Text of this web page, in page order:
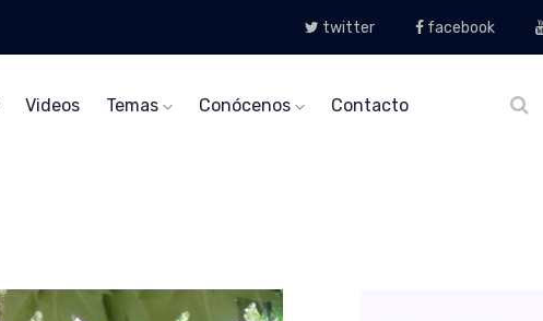
twitter facebook
Videos Temas Conócenos Contacto